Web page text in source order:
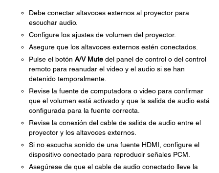
Debe conectar altavoces externos al proyector para
escuchar audio.
Configure los ajustes de volumen del proyector.
Asegure que los altavoces externos estén conectados.
Pulse el botón A/V Mute del panel de control o del control
remoto para reanudar el video y el audio si se han
detenido temporalmente.
Revise la fuente de computadora o video para confirmar
que el volumen está activado y que la salida de audio está
configurada para la fuente correcta.
Revise la conexión del cable de salida de audio entre el
proyector y los altavoces externos.
Si no escucha sonido de una fuente HDMI, configure el
dispositivo conectado para reproducir señales PCM.
Asegúrese de que el cable de audio conectado lleve la